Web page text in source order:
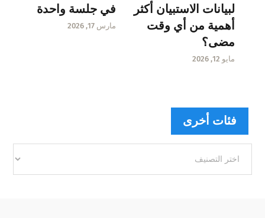
لبيانات الاستبيان أكثر
أهمية من أي وقت
مضى؟
مايو 12, 2026
في جلسة واحدة
مارس 17, 2026
فئات أخرى
أخرى